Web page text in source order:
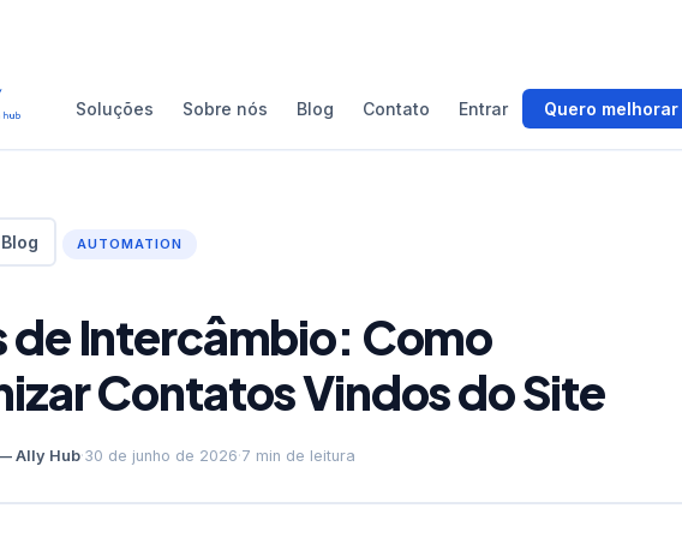
Soluções Sobre nós Blog Contato Entrar Quero melhorar
AUTOMATION
de Intercâmbio: Como
Contatos Vindos do Site
Ally Hub·30 de junho de 2026·7 min de leitura